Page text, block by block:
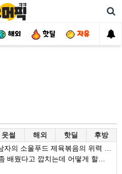
해외 핫딜 자유
웃썰 해외 핫딜 후방
의 소울푸드 제육볶음의 위력 ㅋㅋ
웠다고 깝치는데 어떻게 할까요?